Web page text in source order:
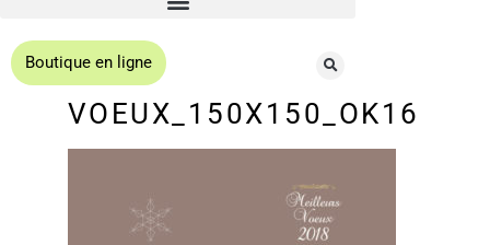
Boutique en ligne
VOEUX_150X150_OK16